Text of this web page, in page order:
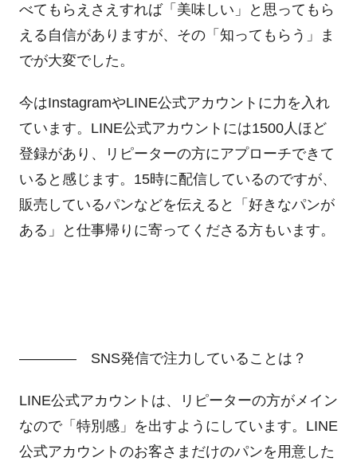
べてもらえさえすれば「美味しい」と思ってもら
える自信がありますが、その「知ってもらう」ま
でが大変でした。
今はInstagramやLINE公式アカウントに力を入れ
ています。LINE公式アカウントには1500人ほど
登録があり、リピーターの方にアプローチできて
いると感じます。15時に配信しているのですが、
販売しているパンなどを伝えると「好きなパンが
ある」と仕事帰りに寄ってくださる方もいます。
―――― SNS発信で注力していることは？
LINE公式アカウントは、リピーターの方がメイン
なので「特別感」を出すようにしています。LINE
公式アカウントのお客さまだけのパンを用意した